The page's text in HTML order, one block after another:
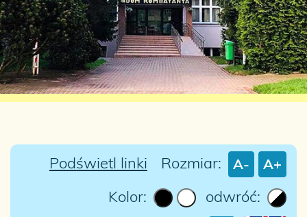
Podświetl linki Rozmiar: A- A+
Kolor:
odwróć: